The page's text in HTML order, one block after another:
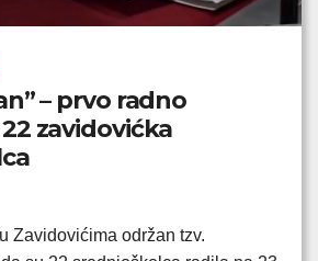
– prvo radno
zavidovićka
Zavidovićima održan tzv.